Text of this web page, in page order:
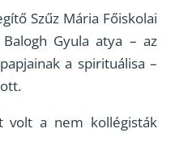
Szűz Mária Főiskolai
Gyula atya – az
a spirituálisa –
volt a nem kollégisták